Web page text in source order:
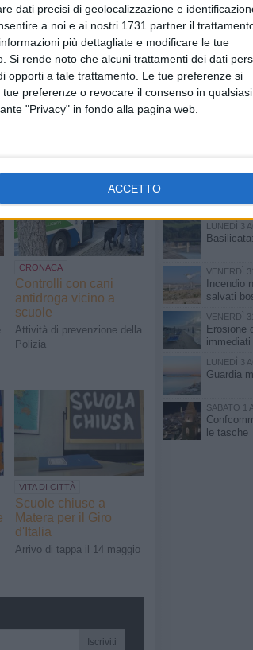
dati precisi di geolocalizzazione e
a noi e ai nostri 1731 partner il
più dettagliate e modificare le tue
Si rende noto che alcuni trattamenti dei dati
opporti a tale trattamento. Le tue preferenze si
preferenze o revocare il consenso in qualsiasi
"Privacy" in fondo alla pagina web.
ACCETTO
CRONACA
Controlli con cani
antidroga vicino a
scuole
Attività di prevenzione della
Polizia
VITA DI CITTÀ
Scuole chiuse a
Matera per il Giro
d'Italia
Arrivo di tappa il 14 maggio
Iscriviti
PIÙ LETTI QUESTA
bollo auto
LUNEDÌ 3
VENERDÌ
Incendio
salvati
VENERDÌ
Erosione
immediati
LUNEDÌ 3
Guardia
SABATO 1
le tasche